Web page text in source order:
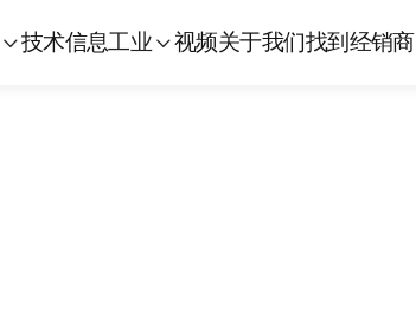
技术信息工业 视频关于我们找到经销商